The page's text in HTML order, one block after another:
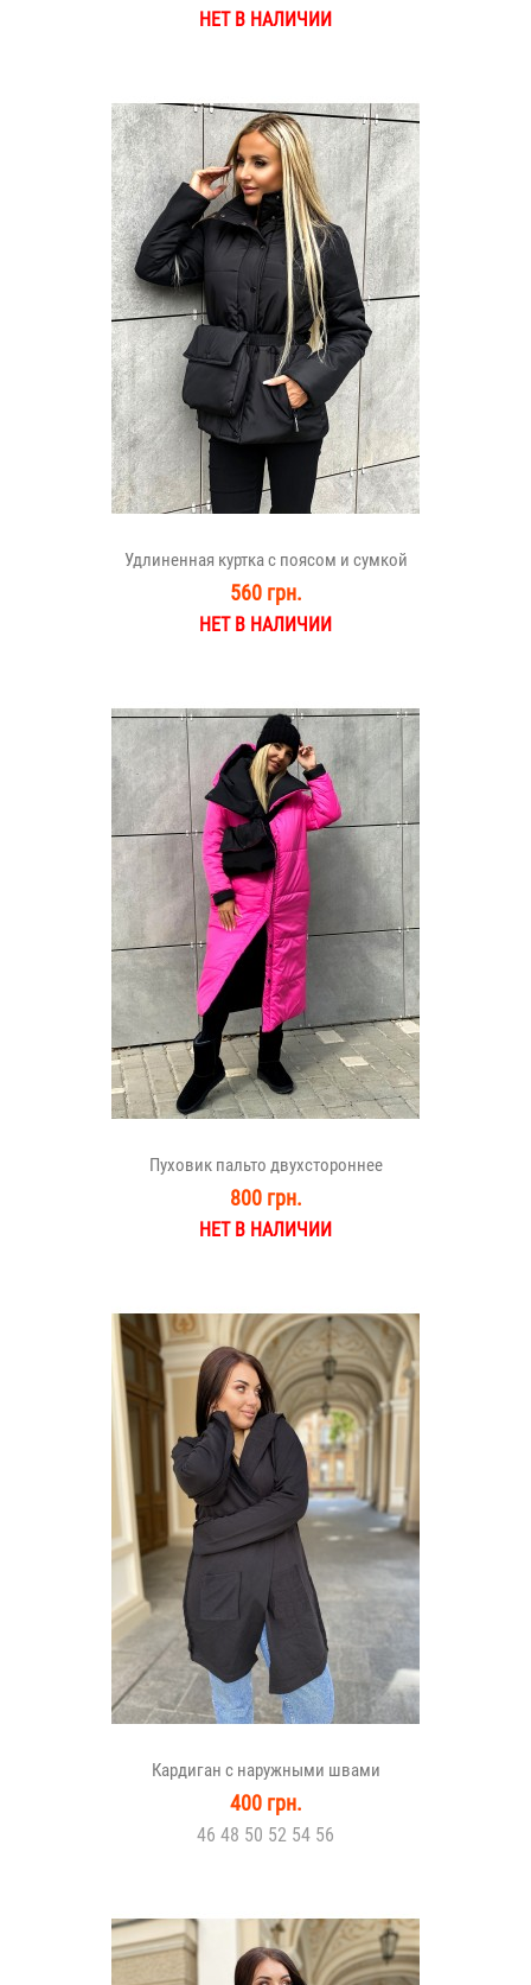
НЕТ В НАЛИЧИИ
Удлиненная куртка с поясом и сумкой
560 грн.
НЕТ В НАЛИЧИИ
Пуховик пальто двухстороннее
800 грн.
НЕТ В НАЛИЧИИ
Кардиган с наружными швами
400 грн.
46 48 50 52 54 56